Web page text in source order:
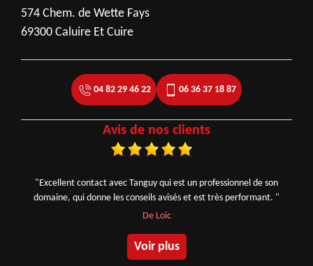
574 Chem. de Wette Fays
69300 Caluire Et Cuire
04 82 29 46 22 06 36 37 18 87
Avis de nos clients
"Excellent contact avec Tanguy qui est un professionnel de son
domaine, qui donne les conseils avisés et est très performant. "
De Loic
Voir plus